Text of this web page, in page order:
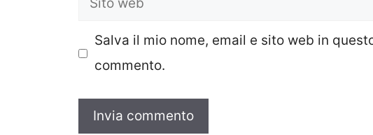
Salva il mio nome, email e sito web in
commento.